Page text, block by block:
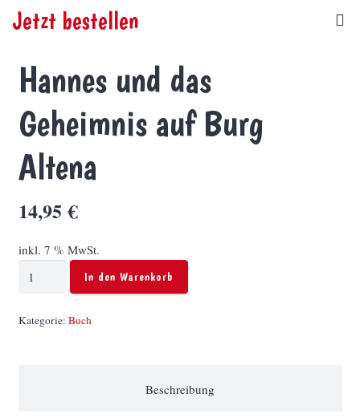
Jetzt bestellen
Hannes und das
Geheimnis auf Burg
Altena
14,95€
inkl. 7 % MwSt.
Hannes
In den Warenkorb
Kategorie: Buch
Beschreibung